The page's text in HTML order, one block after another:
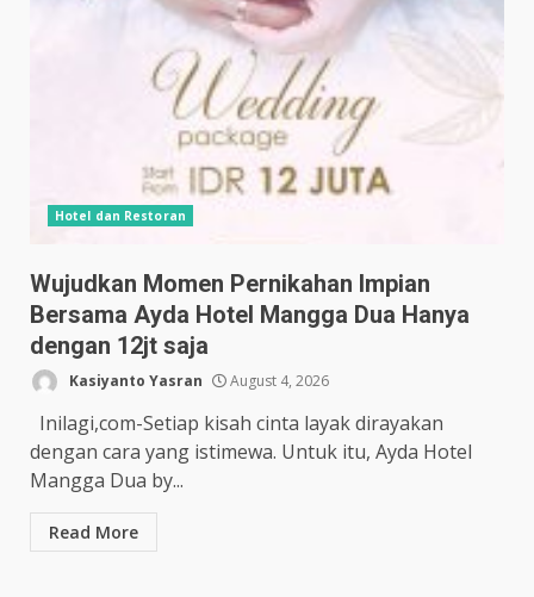
Hotel dan Restoran
Wujudkan Momen Pernikahan Impian
Bersama Ayda Hotel Mangga Dua Hanya
dengan 12jt saja
Kasiyanto Yasran August 4, 2026
Inilagi,com-Setiap kisah cinta layak dirayakan
dengan cara yang istimewa. Untuk itu, Ayda Hotel
Mangga Dua by...
Read More